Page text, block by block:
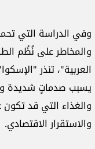
وفي الدراسة التي
والمخاطر على نُظُم
العربية"، تنذر
يسبب صدماتٍ شديدة
والغذاء التي قد
والاستقرار الاقتصادي.